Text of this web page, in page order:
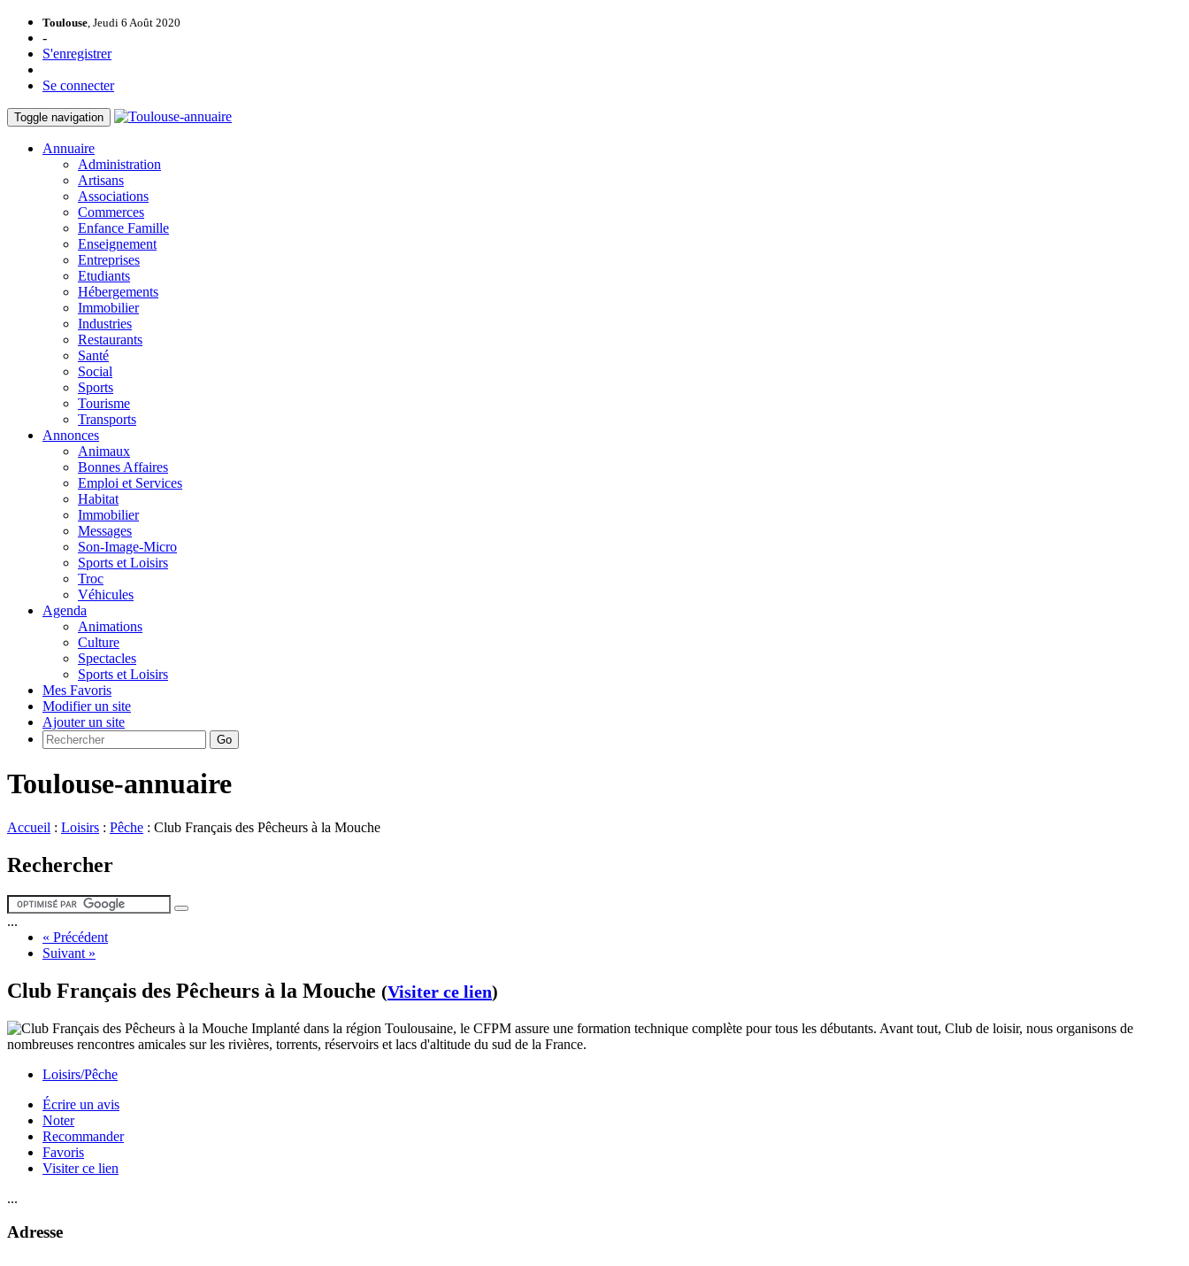
Toulouse, Jeudi 6 Août 2020
-
S'enregistrer
Se connecter
Toggle navigation
Annuaire
Administration
Artisans
Associations
Commerces
Enfance Famille
Enseignement
Entreprises
Etudiants
Hébergements
Immobilier
Industries
Restaurants
Santé
Social
Sports
Tourisme
Transports
Annonces
Animaux
Bonnes Affaires
Emploi et Services
Habitat
Immobilier
Messages
Son-Image-Micro
Sports et Loisirs
Troc
Véhicules
Agenda
Animations
Culture
Spectacles
Sports et Loisirs
Mes Favoris
Modifier un site
Ajouter un site
Go
Toulouse-annuaire
Accueil : Loisirs : Pêche : Club Français des Pêcheurs à la Mouche
Rechercher
...
« Précédent
Suivant »
Club Français des Pêcheurs à la Mouche (Visiter ce lien)
Implanté dans la région Toulousaine, le CFPM assure une formation technique complète pour tous les débutants. Avant tout, Club de loisir, nous organisons de
nombreuses rencontres amicales sur les rivières, torrents, réservoirs et lacs d'altitude du sud de la France.
Loisirs/Pêche
Écrire un avis
Noter
Recommander
Favoris
Visiter ce lien
...
Adresse